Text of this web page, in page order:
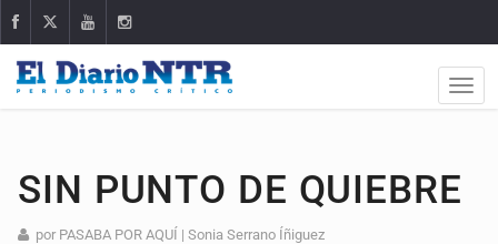
SIN PUNTO DE QUIEBRE
por PASABA POR AQUÍ | Sonia Serrano Íñiguez